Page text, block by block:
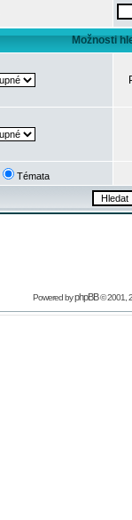
Možnosti
Témata
Powered byphpBB© 2001,